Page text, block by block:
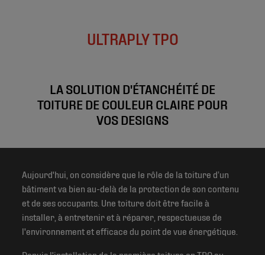
ULTRAPLY TPO
LA SOLUTION D'ÉTANCHÉITÉ DE
TOITURE DE COULEUR CLAIRE POUR
VOS DESIGNS
Aujourd'hui, on considère que le rôle de la toiture d’un
bâtiment va bien au-delà de la protection de son contenu
et de ses occupants. Une toiture doit être facile à
installer, à entretenir et à réparer, respectueuse de
l'environnement et efficace du point de vue énergétique.